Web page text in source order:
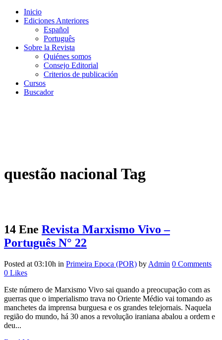
Inicio
Ediciones Anteriores
Español
Português
Sobre la Revista
Quiénes somos
Consejo Editorial
Criterios de publicación
Cursos
Buscador
questão nacional Tag
14 Ene Revista Marxismo Vivo –
Português N° 22
Posted at 03:10h in Primeira Epoca (POR) by Admin 0 Comments
0 Likes
Este número de Marxismo Vivo sai quando a preocupação com as
guerras que o imperialismo trava no Oriente Médio vai tomando as
manchetes da imprensa burguesa e os grandes telejornais. Naquela
região do mundo, há 30 anos a revolução iraniana abalou a ordem e
deu...